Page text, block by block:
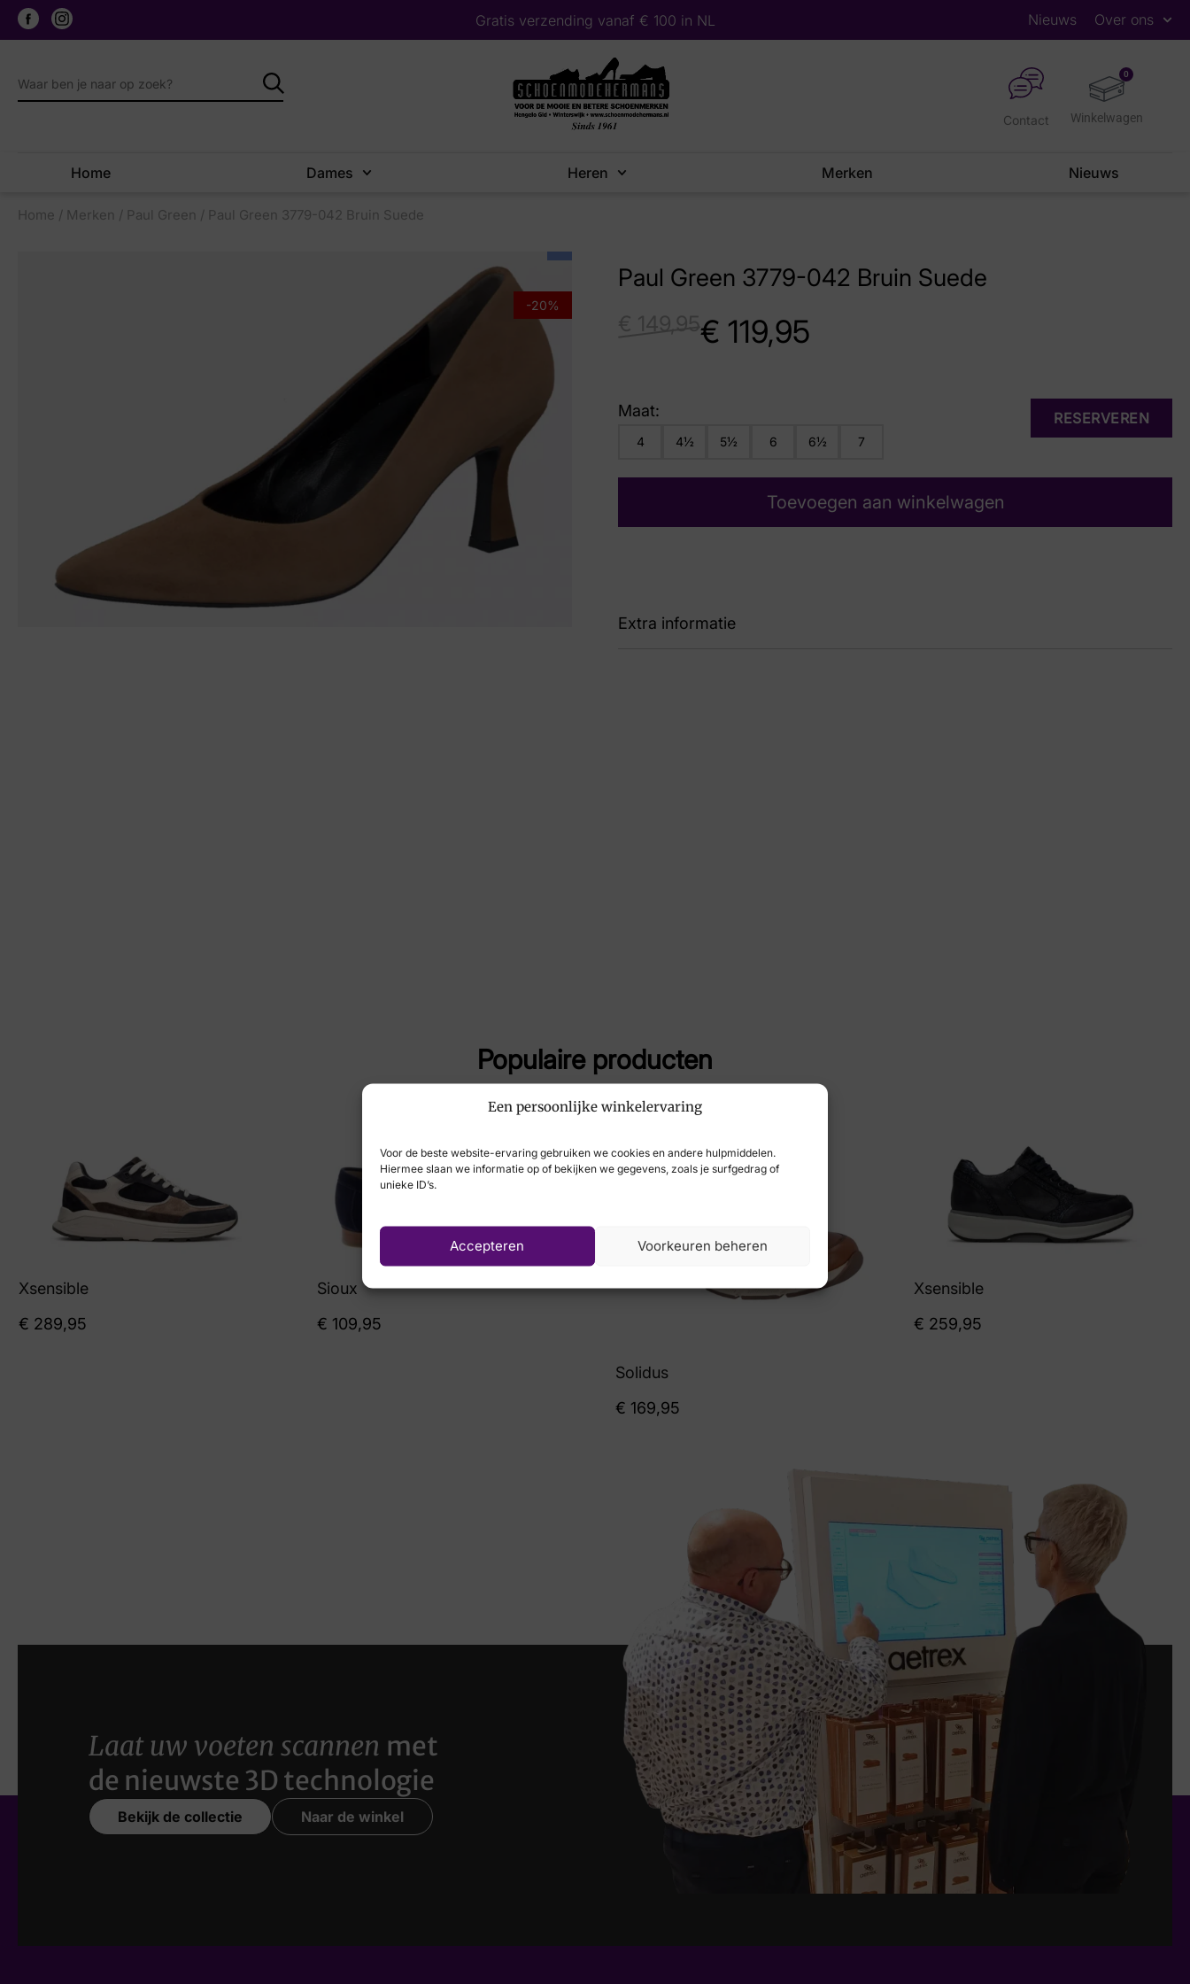
Een persoonlijke winkelervaring
Voor de beste website-ervaring gebruiken we cookies en andere hulpmiddelen.
Hiermee slaan we informatie op of bekijken we gegevens, zoals je surfgedrag of
unieke ID’s.
Accepteren Voorkeuren beheren
Gratis verzending vanaf € 100 in NL Nieuws Over ons
0
Contact
Home Dames Heren Merken Nieuws
Home / Merken / Paul Green / Paul Green 3779-042 Bruin Suede
-20%
Paul Green 3779-042 Bruin Suede
149,95€ 119,95
RESERVEREN
Maat:
4 4½ 5½ 6 6½ 7
Toevoegen aan winkelwagen
Extra informatie
Populaire producten
Xsensible
€ 289,95
Sioux
€ 109,95
Solidus
€ 169,95
Xsensible
€ 259,95
Laat uw voeten scannen met
de nieuwste 3D technologie
Bekijk de collectie Naar de winkel